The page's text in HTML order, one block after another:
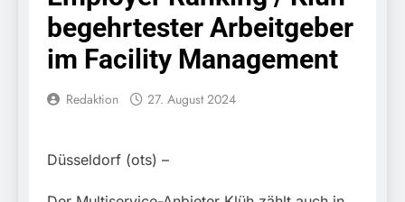
erschleicht rund 45.000
Euro Sozialleistungen
Ermittlungen der
Finanzkontrolle
Schwarzarbeit führen zu
rechtskräftiger
Verurteilung wegen
Bundespolizeidirektion
München: Europaweit
gesuchtes Mitglied einer
geht ins Netz –
6. August 2026
Bundespolizeidirektion
München: Update zu den
begehrtester Arbeitgeber
im Facility Management
Redaktion 27. August 2024
Düsseldorf (ots) –